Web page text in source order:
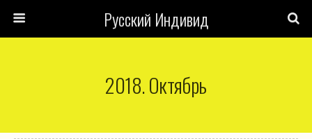
Русский Индивид
2018. Октябрь